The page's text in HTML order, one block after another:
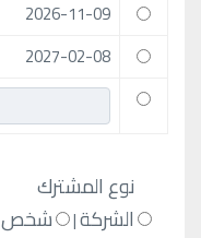
2026-11-09
2027-02-08
نوع المشترك
الشركة| شخص